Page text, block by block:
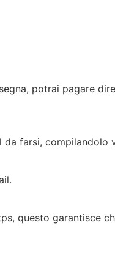
potrai pagare
da farsi,
questo garantisce